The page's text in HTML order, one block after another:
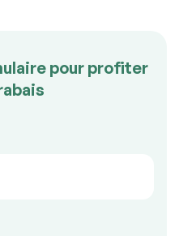
pour profiter